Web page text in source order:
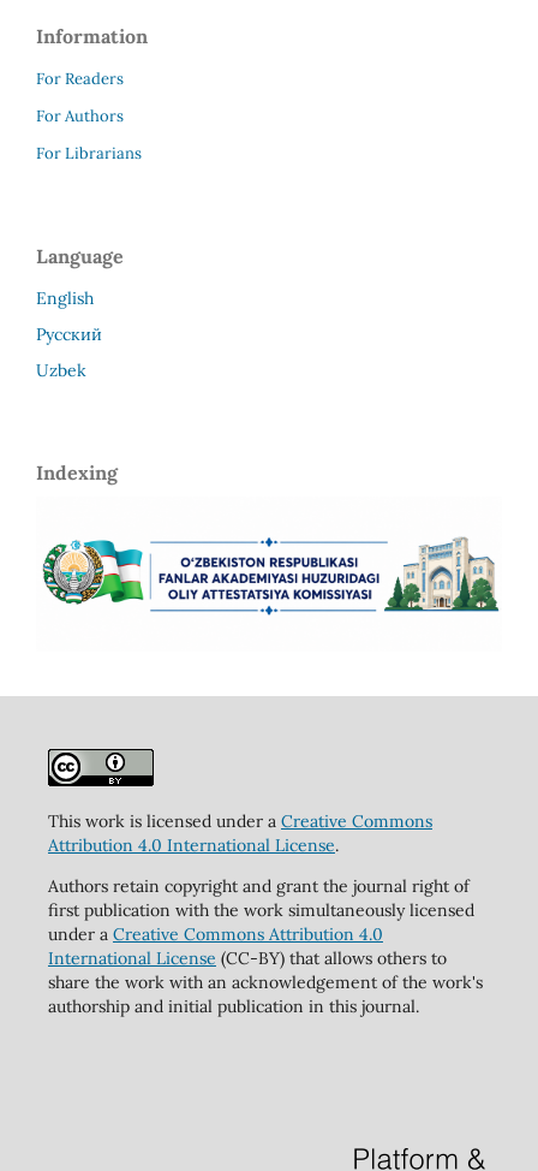
Information
For Readers
For Authors
For Librarians
Language
English
Русский
Uzbek
Indexing
This work is licensed under a Creative Commons
Attribution 4.0 International License.
Authors retain copyright and grant the journal right of
first publication with the work simultaneously licensed
under a Creative Commons Attribution 4.0
International License (CC-BY) that allows others to
share the work with an acknowledgement of the work's
authorship and initial publication in this journal.